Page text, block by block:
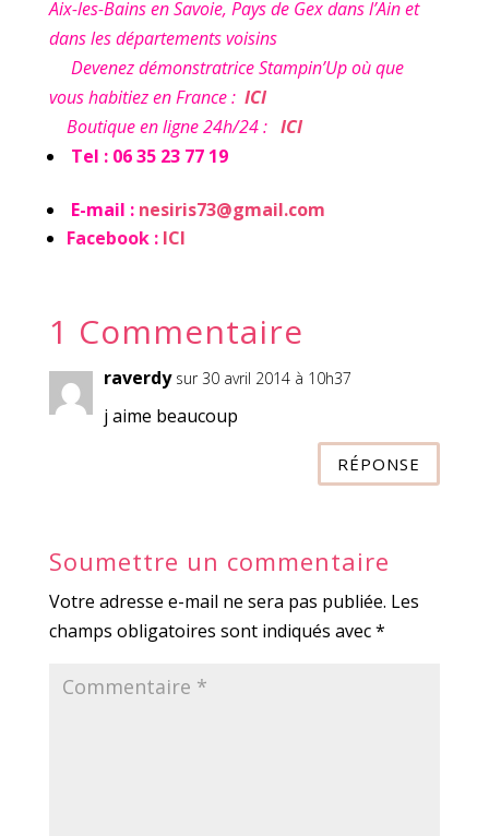
Aix-les-Bains en Savoie, Pays de Gex dans l’Ain et
dans les départements voisins
Devenez démonstratrice Stampin’Up où que
vous habitiez en France : ICI
Boutique en ligne 24h/24 : ICI
Tel : 06 35 23 77 19
E-mail : nesiris73@gmail.com
Facebook :ICI
1 Commentaire
raverdy sur 30 avril 2014 à 10h37
j aime beaucoup
RÉPONSE
Soumettre un commentaire
Votre adresse e-mail ne sera pas publiée. Les
champs obligatoires sont indiqués avec*